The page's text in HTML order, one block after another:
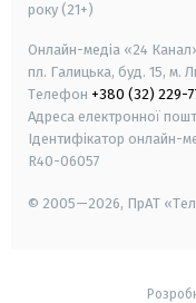
року (21+)
Онлайн-медіа «24
пл. Галицька, буд. 15, м.
Телефон +380 (32) 229-
Адреса електронної
Ідентифікатор онлайн-
R40-06057
© 2005—2026, ПрАТ